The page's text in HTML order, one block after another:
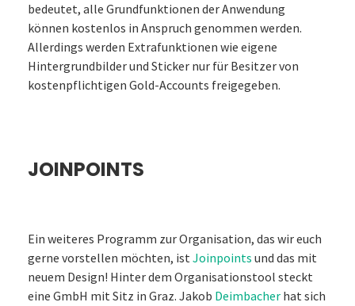
bedeutet, alle Grundfunktionen der Anwendung
können kostenlos in Anspruch genommen werden.
Allerdings werden Extrafunktionen wie eigene
Hintergrundbilder und Sticker nur für Besitzer von
kostenpflichtigen Gold-Accounts freigegeben.
JOINPOINTS
Ein weiteres Programm zur Organisation, das wir euch
gerne vorstellen möchten, istJoinpoints und das mit
neuem Design! Hinter dem Organisationstool steckt
eine GmbH mit Sitz in Graz. Jakob Deimbacher hat sich